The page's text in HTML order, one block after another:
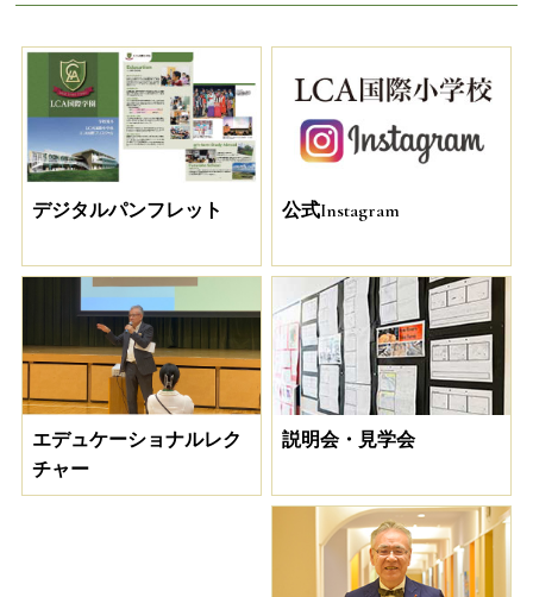
デジタルパンフレット 公式Instagram
エデュケーショナルレク
チャー
説明会・見学会